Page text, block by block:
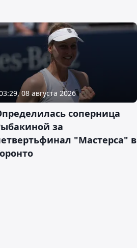
08 августа 2026
соперница
за
"Мастерса" в